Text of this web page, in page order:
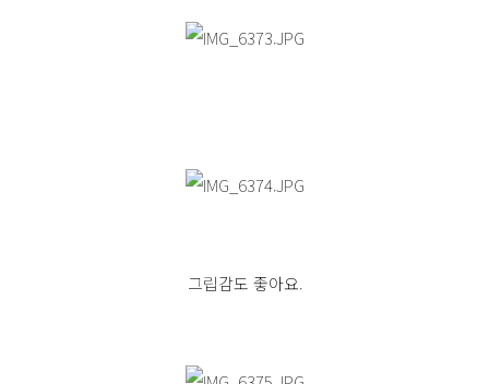
그립감도 좋아요.